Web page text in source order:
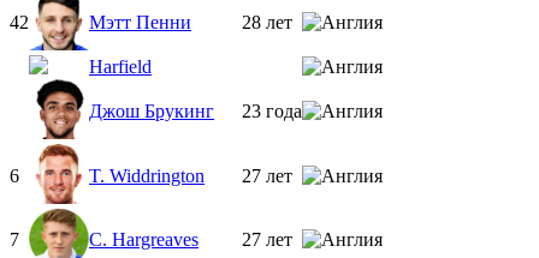
42 Мэтт Пенни 28 лет
Harfield
Джош Брукинг 23 года
6 T. Widdrington 27 лет
7 C. Hargreaves 27 лет